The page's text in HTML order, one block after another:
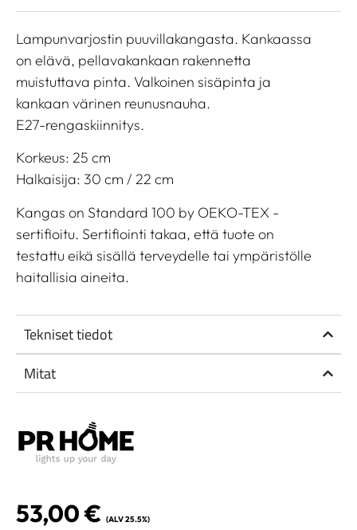
Lampunvarjostin puuvillakangasta. Kankaassa
on elävä, pellavakankaan rakennetta
muistuttava pinta. Valkoinen sisäpinta ja
kankaan värinen reunusnauha.
E27-rengaskiinnitys.
Korkeus: 25 cm
Halkaisija: 30 cm / 22 cm
Kangas on Standard 100 by OEKO-TEX -
sertifioitu. Sertifiointi takaa, että tuote on
testattu eikä sisällä terveydelle tai ympäristölle
haitallisia aineita.
Tekniset tiedot
Mitat
53,00€ (ALV 25.5%)